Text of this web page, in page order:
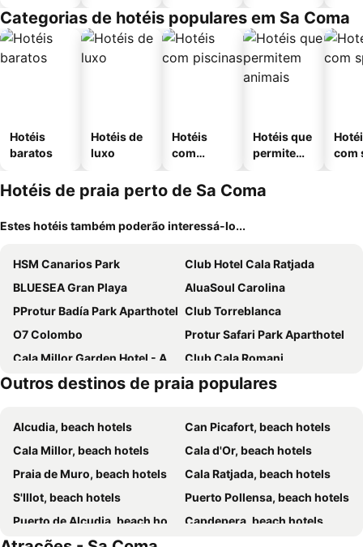
Categorias de hotéis populares em Sa Coma
Hotéis
baratos
Hotéis de
luxo
Hotéis
com
Hotéis que
permitem
com
Hotéis de praia perto de Sa Coma
Estes hotéis também poderão interessá-lo...
HSM Canarios Park
Club Hotel Cala Ratjada
BLUESEA Gran Playa
AluaSoul Carolina
PProtur Badía Park Aparthotel Club Torreblanca
O7 Colombo
Protur Safari Park Aparthotel
Cala Millor Garden Hotel - Adults Only
Club Cala Romani
Protur Sa Coma Playa Hotel & Spa
Protur Palmeras Playa Hotel
BLUESEA Don Jaime
BJ Playa Blanca
Hotel Rosella afiliado by Intelier
Hotel Cala Murada
Intelier Rosella
Globales America
Iberostar Waves Cala Millor
Talayot
Hotel Santa Maria Playa
Hotel Millor Sol
Outros destinos de praia populares
Alcudia, beach hotels
Can Picafort, beach hotels
Cala Millor, beach hotels
Cala d'Or, beach hotels
Praia de Muro, beach hotels
Cala Ratjada, beach hotels
S'Illot, beach hotels
Puerto Pollensa, beach hotels
Puerto de Alcudia, beach hotels
Capdepera, beach hotels
Colonia de Sant Jordi, beach hotels